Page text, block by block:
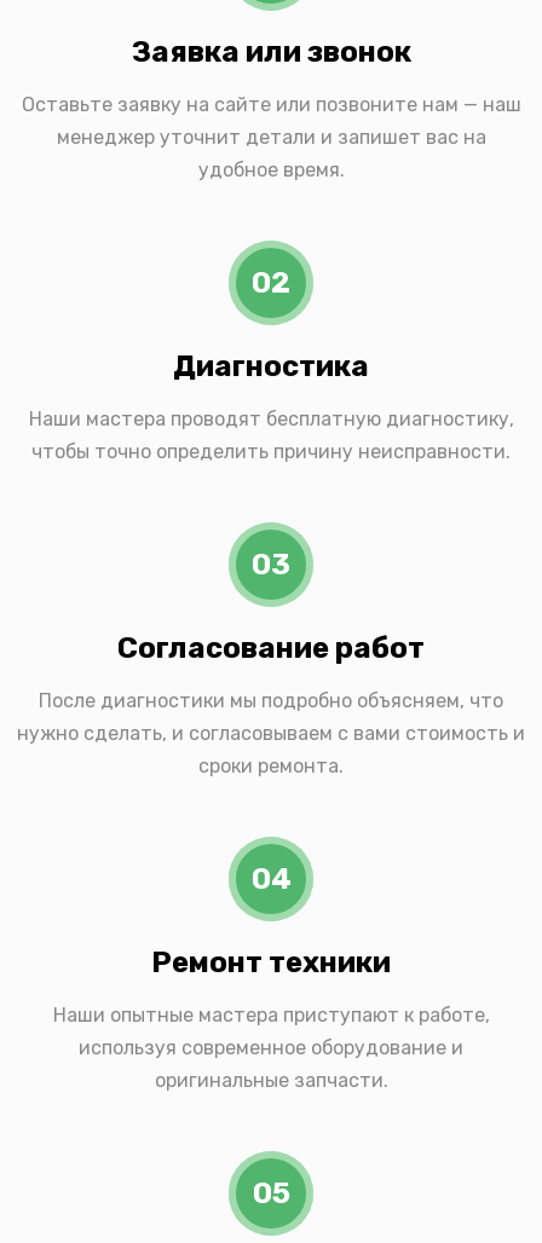
Заявка или звонок
Оставьте заявку на сайте или позвоните нам — наш
менеджер уточнит детали и запишет вас на
удобное время.
02
Диагностика
Наши мастера проводят бесплатную диагностику,
чтобы точно определить причину неисправности.
03
Согласование работ
После диагностики мы подробно объясняем, что
нужно сделать, и согласовываем с вами стоимость и
сроки ремонта.
04
Ремонт техники
Наши опытные мастера приступают к работе,
используя современное оборудование и
оригинальные запчасти.
05